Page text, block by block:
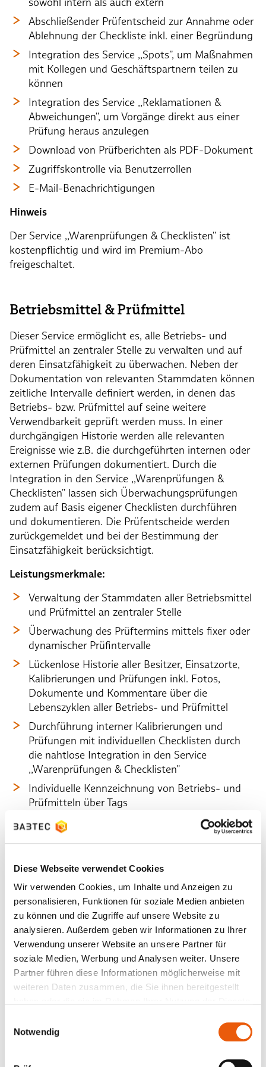
Diese Webseite verwendet Cookies
Wir verwenden Cookies, um Inhalte und Anzeigen zu
personalisieren, Funktionen für soziale Medien anbieten
zu können und die Zugriffe auf unsere Website zu
analysieren. Außerdem geben wir Informationen zu Ihrer
Verwendung unserer Website an unsere Partner für
soziale Medien, Werbung und Analysen weiter. Unsere
Partner führen diese Informationen möglicherweise mit
weiteren Daten zusammen, die Sie ihnen bereitgestellt
Notwendig
Abschließender Prüfentscheid zur Annahme oder
Ablehnung der Checkliste inkl. einer Begründung
Integration des Service ,,Spots'', um Maßnahmen
mit Kollegen und Geschäftspartnern teilen zu
können
Integration des Service ,,Reklamationen &
Abweichungen'', um Vorgänge direkt aus einer
Prüfung heraus anzulegen
Download von Prüfberichten als PDF-Dokument
Zugriffskontrolle via Benutzerrollen
E-Mail-Benachrichtigungen
Hinweis
Der Service ,,Warenprüfungen & Checklisten'' ist
kostenpflichtig und wird im Premium-Abo
freigeschaltet.
Betriebsmittel & Prüfmittel
Dieser Service ermöglicht es, alle Betriebs- und
Prüfmittel an zentraler Stelle zu verwalten und auf
deren Einsatzfähigkeit zu überwachen. Neben der
Dokumentation von relevanten Stammdaten können
zeitliche Intervalle definiert werden, in denen das
Betriebs- bzw. Prüfmittel auf seine weitere
Verwendbarkeit geprüft werden muss. In einer
durchgängigen Historie werden alle relevanten
Ereignisse wie z.B. die durchgeführten internen oder
externen Prüfungen dokumentiert. Durch die
Integration in den Service ,,Warenprüfungen &
Checklisten'' lassen sich Überwachungsprüfungen
zudem auf Basis eigener Checklisten durchführen
und dokumentieren. Die Prüfentscheide werden
zurückgemeldet und bei der Bestimmung der
Einsatzfähigkeit berücksichtigt.
Leistungsmerkmale:
Verwaltung der Stammdaten aller Betriebsmittel
und Prüfmittel an zentraler Stelle
Überwachung des Prüftermins mittels fixer oder
dynamischer Prüfintervalle
Lückenlose Historie aller Besitzer, Einsatzorte,
Kalibrierungen und Prüfungen inkl. Fotos,
Dokumente und Kommentare über die
Lebenszyklen aller Betriebs- und Prüfmittel
Durchführung interner Kalibrierungen und
Prüfungen mit individuellen Checklisten durch
die nahtlose Integration in den Service
,,Warenprüfungen & Checklisten''
Individuelle Kennzeichnung von Betriebs- und
Prüfmitteln über Tags
Aufbau von Stammdaten für Betriebsmitteltypen
und Standorte
Richtlinie 2623
Download von Betriebs- und Prüfmitteldaten
inkl. Historie als PDF-Dokument
CSV-Import für Betriebs- und Prüfmittel
Hinweis
Der Service ,,Betriebsmittel & Prüfmittel'' ist
kostenpflichtig und wird im Premium-Abo